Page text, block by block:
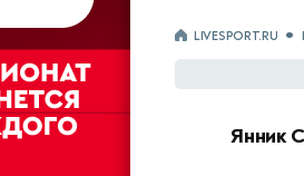
LIVESPORT.RU
Янник